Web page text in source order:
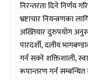
निरन्तरता दिने निर्णय
भ्रष्टाचार नियन्त्रणका
अख्तियार दुरुपयोग
पारदर्शी, दलीय
गर्न सक्ने शक्तिशाली,
रूपान्तरण गर्न